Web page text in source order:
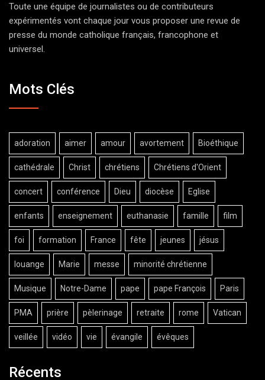
Toute une équipe de journalistes ou de contributeurs
expérimentés vont chaque jour vous proposer une revue de
presse du monde catholique français, francophone et
universel.
Mots Clés
adoration aimer amour avortement Bioéthique
cathédrale Christ chrétiens Chrétiens d'Orient
concert conférence Dieu diocèse Eglise
enfants enseignement euthanasie famille film
foi formation France fête jeunes jésus
louange Marie messe minorité chrétienne
Musique Notre-Dame pape pape François Paris
PMA prière pèlerinage retraite rome Vatican
veillée vidéo vie évangile évêques
Récents